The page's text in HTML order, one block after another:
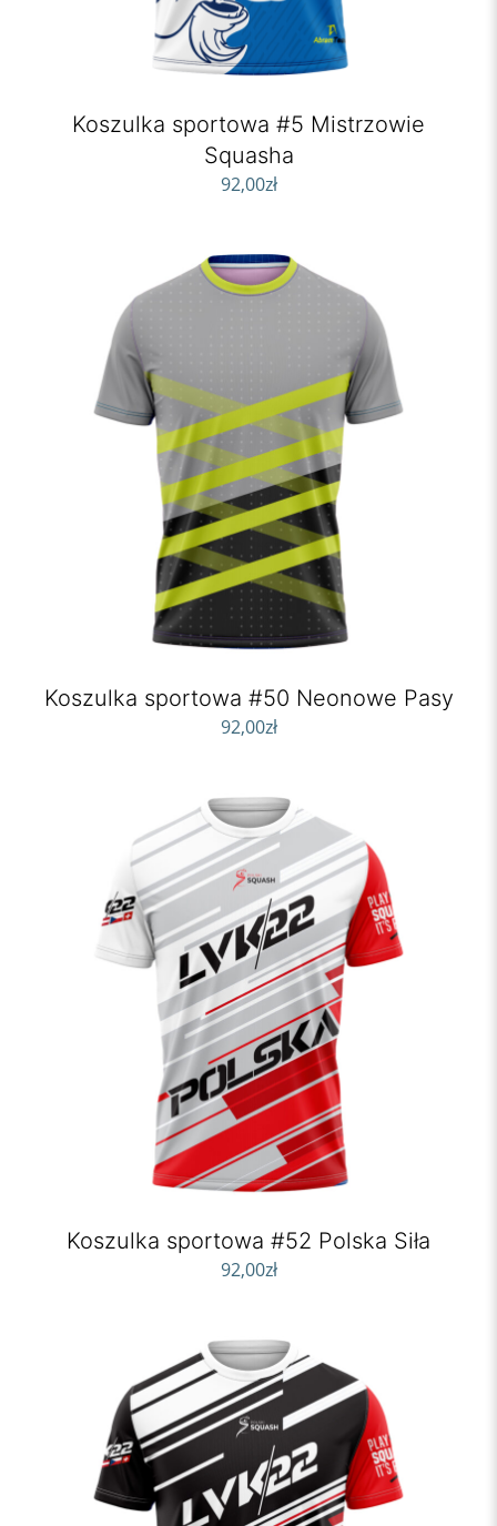
Koszulka sportowa #5 Mistrzowie
Squasha
92,00zł
Koszulka sportowa #50 Neonowe Pasy
92,00zł
Koszulka sportowa #52 Polska Siła
92,00zł